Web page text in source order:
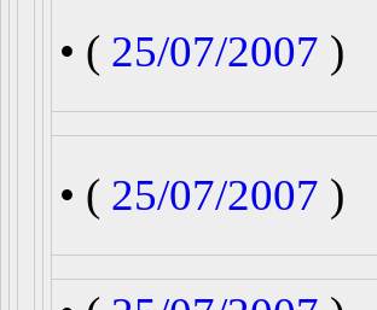
• ( 25/07/2007 )
• ( 25/07/2007 )